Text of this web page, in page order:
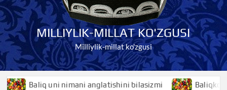
MILLIYLIK-MILLAT KO'ZGUSI
Milliylik-millat ko'zgusi
Baliq uni nimani anglatishini bilasizmi Baliqko’z